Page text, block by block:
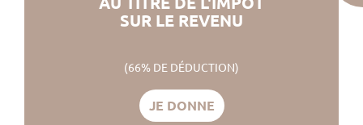
SUR LE REVENU
(66% DE DÉDUCTION)
JE DONNE